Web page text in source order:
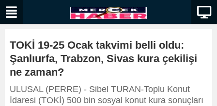
TOKİ 19-25 Ocak takvimi belli oldu:
Şanlıurfa, Trabzon, Sivas kura çekilişi
ne zaman?
ULUSAL (PERRE) - Sibel TURAN-Toplu Konut
İdaresi (TOKİ) 500 bin sosyal konut kura sonuçları